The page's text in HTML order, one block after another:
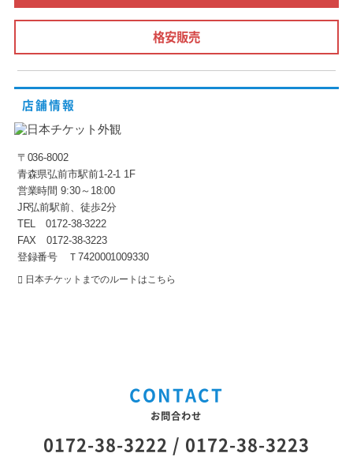
格安販売
店舗情報
〒036-8002
青森県弘前市駅前1-2-1 1F
営業時間 9:30～18:00
JR弘前駅前、徒歩2分
TEL 0172-38-3222
FAX 0172-38-3223
登録番号 Ｔ7420001009330
日本チケットまでのルートはこちら
CONTACT
お問合わせ
0172-38-3222 / 0172-38-3223